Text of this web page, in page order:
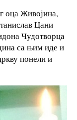
оца Живојина,
Цани
Чудотворца
са њим иде и
понели и